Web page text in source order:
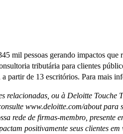
mil pessoas gerando impactos
tributária para clientes
partir de 13 escritórios. Para mais
relacionadas, ou à Deloitte
www.deloitte.com/about
rede de firmas-membro,
positivamente seus clientes em